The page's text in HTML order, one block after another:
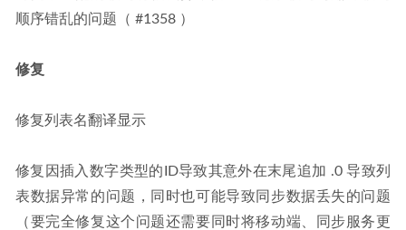
顺序错乱的问题（ #1358 ）
修复
修复列表名翻译显示
修复因插入数字类型的ID导致其意外在末尾追加 .0 导致列
表数据异常的问题，同时也可能导致同步数据丢失的问题
（要完全修复这个问题还需要同时将移动端、同步服务更